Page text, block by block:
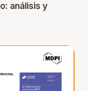
análisis y